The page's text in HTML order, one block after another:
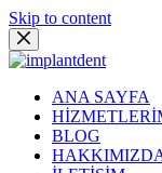
Skip to content
ANA SAYFA
BLOG